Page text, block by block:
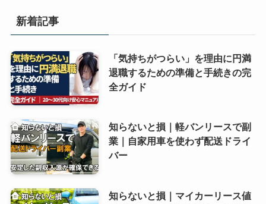
新着記事
「気持ちがつらい」を理由に円満
退職するための準備と手続きの完
全ガイド
知らないと損｜軽バンリースで副
業｜自家用車を使わず配送ドライ
バー
知らないと損｜マイカーリース値